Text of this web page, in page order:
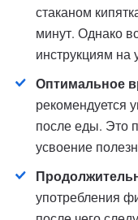
стаканом
минут. Однако
инструкциям на
Оптимальное
рекомендуется
после еды. Это
усвоение
употребления